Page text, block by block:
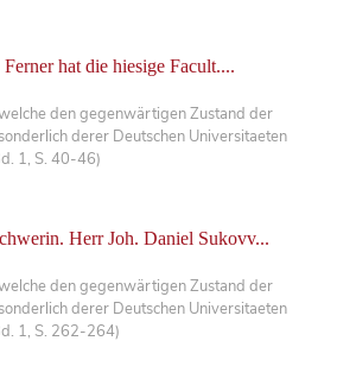
hat die hiesige Facult....
den gegenwärtigen Zustand der
derer Deutschen Universitaeten
1, S. 40-46)
Herr Joh. Daniel Sukovv...
den gegenwärtigen Zustand der
derer Deutschen Universitaeten
1, S. 262-264)